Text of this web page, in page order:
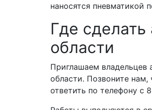
наносятся пневматикой
Где
области
Приглашаем
области. Позвоните
ответить по телефону с